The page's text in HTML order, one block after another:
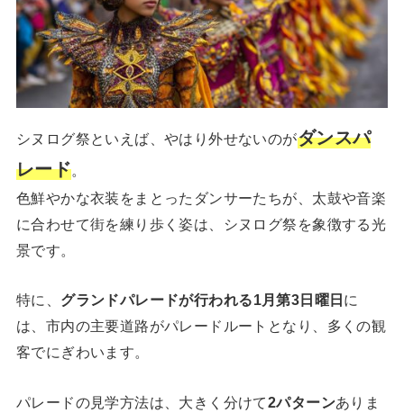
シヌログ祭といえば、やはり外せないのがダンスパ
レード。
色鮮やかな衣装をまとったダンサーたちが、太鼓や音楽
に合わせて街を練り歩く姿は、シヌログ祭を象徴する光
景です。
特に、 グランドパレードが行われる1月第3日曜日 に
は、市内の主要道路がパレードルートとなり、多くの観
客でにぎわいます。
パレードの見学方法は、大きく分けて2パターンありま